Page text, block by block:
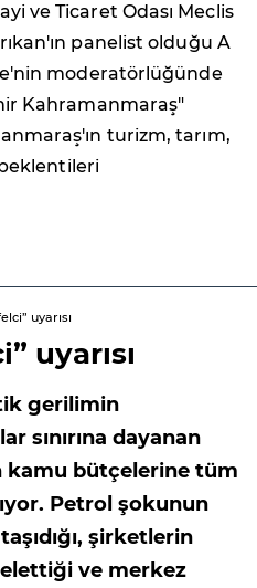
ve Ticaret Odası Meclis
panelist olduğu A
moderatörlüğünde
Kahramanmaraş"
turizm, tarım,
uyarısı
uyarısı
gerilimin
sınırına dayanan
kamu bütçelerine tüm
Petrol şokunun
şirketlerin
ve merkez